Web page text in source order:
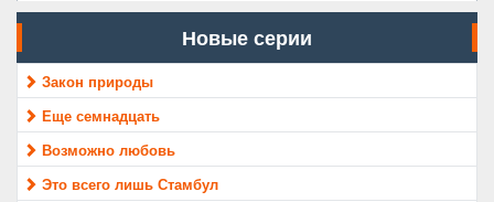
Новые серии
Закон природы
Еще семнадцать
Возможно любовь
Это всего лишь Стамбул